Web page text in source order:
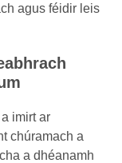
agus féidir leis
imirt ar
chúramach a
a dhéanamh